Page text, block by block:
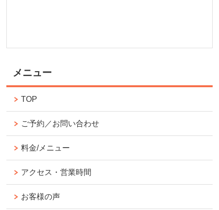
メニュー
TOP
ご予約／お問い合わせ
料金/メニュー
アクセス・営業時間
お客様の声